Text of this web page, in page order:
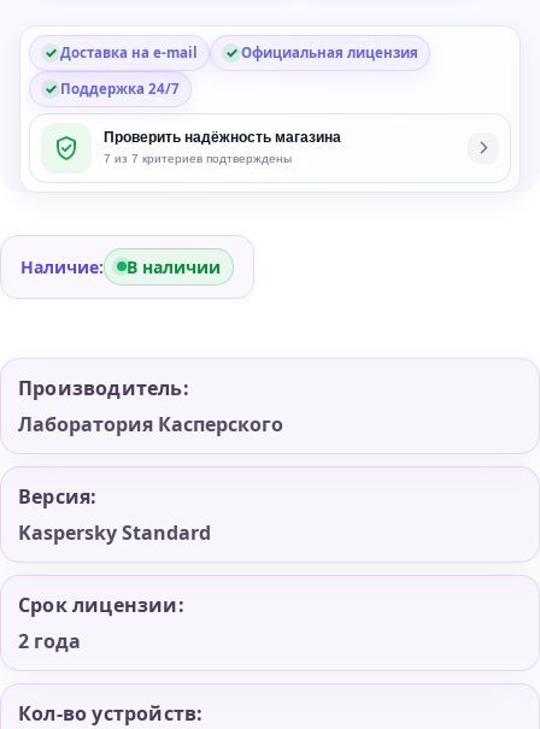
Доставка на e-mail
Официальная лицензия
Поддержка 24/7
Проверить надёжность магазина
7 из 7 критериев подтверждены
Наличие: В наличии
Производитель:
Лаборатория Касперского
Версия:
Kaspersky Standard
Срок лицензии:
2 года
Кол-во устройств: